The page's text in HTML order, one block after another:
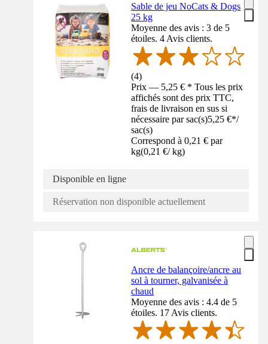
Sable de jeu NoCats & Dogs
25 kg
Moyenne des avis : 3 de 5
étoiles. 4 Avis clients.
(4)
Prix — 5,25 € * Tous les prix
affichés sont des prix TTC,
frais de livraison en sus si
nécessaire par sac(s)5,25 €*/
sac(s)
Correspond à 0,21 € par
kg(0,21 €/ kg)
Disponible en ligne
Réservation non disponible actuellement
Ancre de balançoire/ancre au
sol à tourner, galvanisée à
chaud
Moyenne des avis : 4.4 de 5
étoiles. 17 Avis clients.